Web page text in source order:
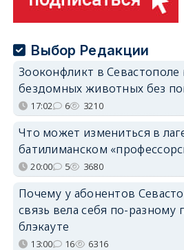
Выбор Редакции
Зооконфликт в
бездомных животных без
17:02 6 3210
Что может измениться в
батилиманском
20:00 5 3680
Почему у абонентов
связь вела себя по-разному
блэкауте
13:00 16 6316